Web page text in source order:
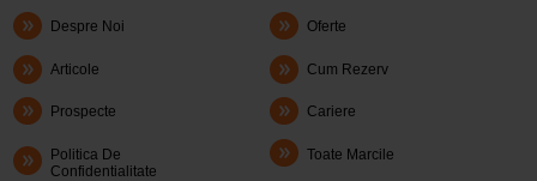
Despre Noi Oferte
Articole Cum Rezerv
Prospecte Cariere
Politica De
Confidentialitate
Toate Marcile